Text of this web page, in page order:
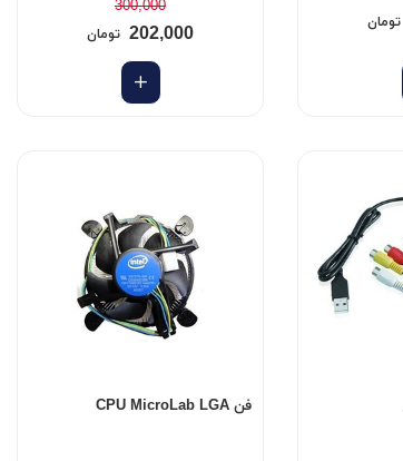
تومان
300,000
202,000 تومان
فن CPU MicroLab LGA